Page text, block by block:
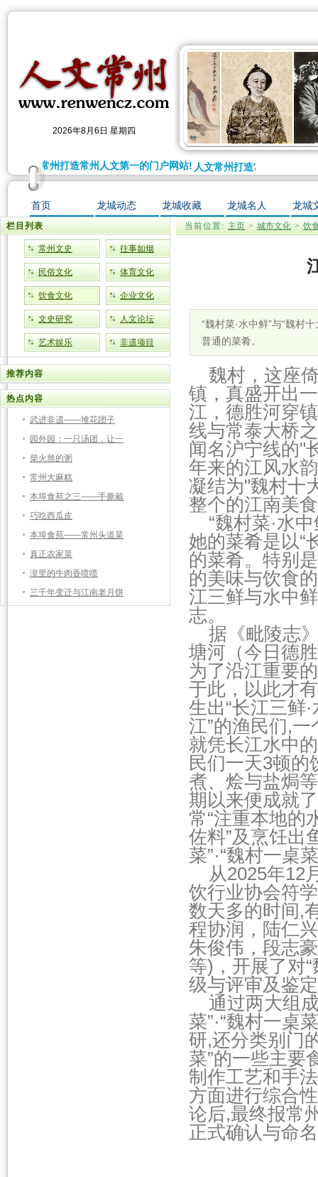
2026年8月6日 星期四
人文常州打造常州人文第一的门户网站!人文常州打造常州人文第一的
首页 龙城动态 龙城收藏 龙城名人 龙城
栏目列表
常州文史 往事如烟
民俗文化 体育文化
饮食文化 企业文化
文史研究 人文论坛
艺术娱乐 非遗项目
推荐内容
热点内容
武进非遗——堆花团子
园外园：一只汤团，让一
柴火熬的粥
常州大麻糕
本埠食苑之三——手撕戴
巧吃西瓜皮
本埠食苑——常州头道菜
真正农家菜
湟里的牛肉香喷喷
三千年变迁与江南老月饼
当前位置: 主页 > 城市文化 > 饮
“魏村菜·水中鲜”与“魏村
普通的菜肴。
魏村，这座
镇，真盛开出
江，德胜河穿
线与常泰大桥
闻名沪宁线的"
年来的江风水
凝结为"魏村十
整个的江南美
“魏村菜·水中
她的菜肴是以“
的菜肴。特别
的美味与饮食
江三鲜与水中
志。
据《毗陵志
塘河（今日德
为了沿江重要
于此，以此才
生出“长江三鲜
江”的渔民们,
就凭长江水中
民们一天3顿的
煮、烩与盐焗
期以来便成就
常“注重本地的
佐料”及烹饪出
菜”·“魏村一桌
从2025年12
饮行业协会符
数天多的时间,
程协润，陆仁
朱俊伟，段志
等)，开展了对“
级与评审及鉴
通过两大组成
菜”·“魏村一桌
研,还分类别门
菜”的一些主要
制作工艺和手
方面进行综合
论后,最终报常
正式确认与命